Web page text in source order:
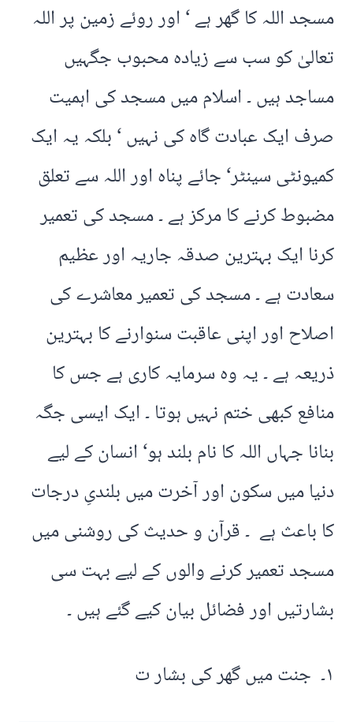
مسجد اللہ کا گھر ہے ‘ اور روئے زمین پر اللہ
تعالیٰ کو سب سے زیادہ محبوب جگہیں
مساجد ہیں ۔ اسلام میں مسجد کی اہمیت
صرف ایک عبادت گاہ کی نہیں ‘ بلکہ یہ ایک
کمیونٹی سینٹر‘ جائے پناہ اور اللہ سے تعلق
مضبوط کرنے کا مرکز ہے ۔ مسجد کی تعمیر
کرنا ایک بہترین صدقہ جاریہ اور عظیم
سعادت ہے ۔ مسجد کی تعمیر معاشرے کی
اصلاح اور اپنی عاقبت سنوارنے کا بہترین
ذریعہ ہے ۔ یہ وہ سرمایہ کاری ہے جس کا
منافع کبھی ختم نہیں ہوتا ۔ ایک ایسی جگہ
بنانا جہاں اللہ کا نام بلند ہو‘ انسان کے لیے
دنیا میں سکون اور آخرت میں بلندیِ درجات
کا باعث ہے ۔ قرآن و حدیث کی روشنی میں
مسجد تعمیر کرنے والوں کے لیے بہت سی
بشارتیں اور فضائل بیان کیے گئے ہیں ۔
۱۔ جنت میں گھر کی بشار ت